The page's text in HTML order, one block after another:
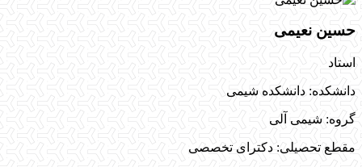
حسین نعیمی
استاد
دانشکده: دانشکده شیمی
گروه: شیمی آلی
مقطع تحصیلی: دکترای تخصصی